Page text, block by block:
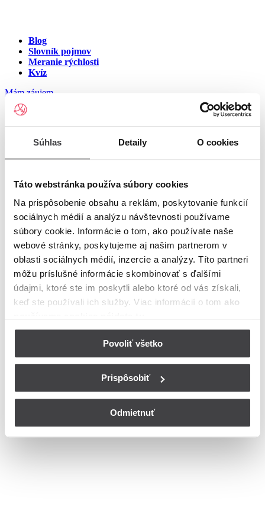
Súhlas Detaily O cookies
Táto webstránka používa súbory cookies
Na prispôsobenie obsahu a reklám, poskytovanie funkcií
sociálnych médií a analýzu návštevnosti používame
súbory cookie. Informácie o tom, ako používate naše
webové stránky, poskytujeme aj našim partnerom v
oblasti sociálnych médií, inzercie a analýzy. Títo partneri
môžu príslušné informácie skombinovať s ďalšími
údajmi, ktoré ste im poskytli alebo ktoré od vás získali,
keď ste používali ich služby. Viac informácií o tom ako
Povoliť všetko
Prispôsobiť
Odmietnuť
Blog
Slovník pojmov
Meranie rýchlosti
Kvíz
Mám záujem
Internet v meste Vieska nad
Žitavou
Zadajte ulicu a číslo pre zobrazenie ponuky internetu v meste
Zadajte ulicu a číslopre zobrazenie ponuky internetu v lokalite
Vieska nad Žitavou
Zoznam ulíc v meste Vieska nad Žitavou
Ulica
Bohužiaľ, nedisponujeme zoznamom dostupných ulíc v danom
meste
© Copyright 2026 Nastavenia cookies